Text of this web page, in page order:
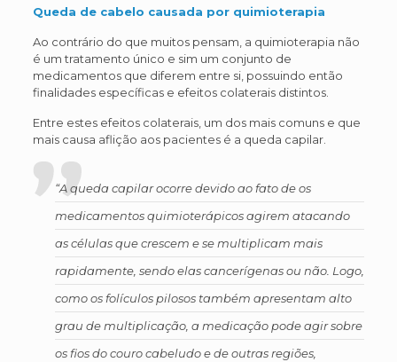
Queda de cabelo causada por quimioterapia
Ao contrário do que muitos pensam, a quimioterapia não
é um tratamento único e sim um conjunto de
medicamentos que diferem entre si, possuindo então
finalidades específicas e efeitos colaterais distintos.
Entre estes efeitos colaterais, um dos mais comuns e que
mais causa aflição aos pacientes é a queda capilar.
“A queda capilar ocorre devido ao fato de os
medicamentos quimioterápicos agirem atacando
as células que crescem e se multiplicam mais
rapidamente, sendo elas cancerígenas ou não. Logo,
como os folículos pilosos também apresentam alto
grau de multiplicação, a medicação pode agir sobre
os fios do couro cabeludo e de outras regiões,